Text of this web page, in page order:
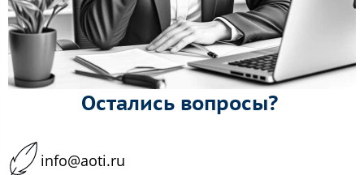
Остались вопросы?
info@aoti.ru